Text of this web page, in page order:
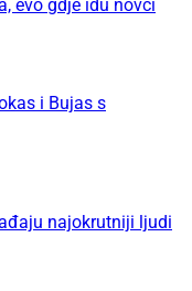
evo gdje idu novci
i Bujas s
najokrutniji ljudi